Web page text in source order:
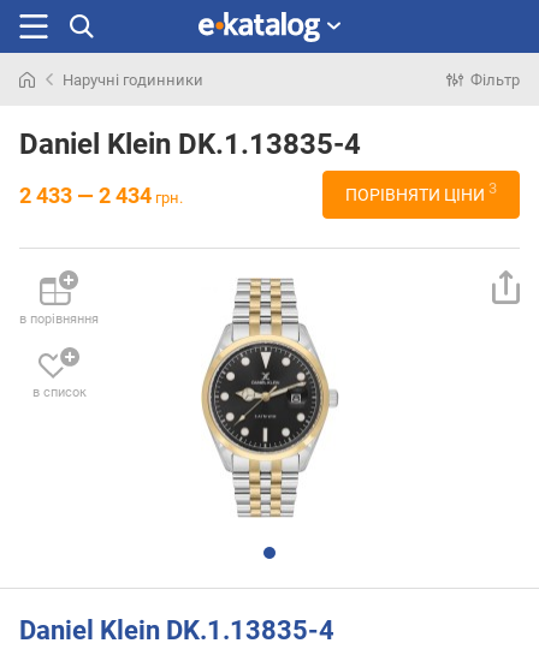
раніше
Наручні годинники Фільтр
Daniel Klein DK.1.13835-4
2 433 — 2 434 грн. ПОРІВНЯТИ ЦІНИ 3
в порівняння
в список
Daniel Klein DK.1.13835-4